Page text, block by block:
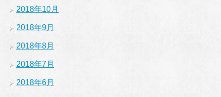
2018年10月
2018年9月
2018年8月
2018年7月
2018年6月